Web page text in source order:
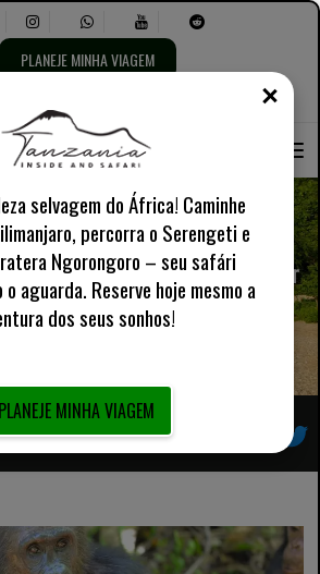
PLANEJE MINHA VIAGEM
seguinte:
Informações Práticas
Gombe de 3 dias saindo de Dar
es Salaam
totalmente registrado Siga-nos
selvagem do África! Caminhe
percorra o Serengeti e
Ngorongoro – seu safári
aguarda. Reserve hoje mesmo a
dos seus sonhos!
PLANEJE MINHA VIAGEM